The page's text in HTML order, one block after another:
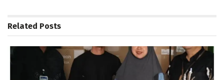
Related Posts